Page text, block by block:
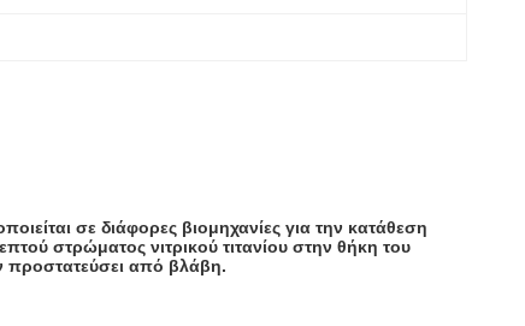
σε διάφορες βιομηχανίες για την κατάθεση
στρώματος νιτρικού τιτανίου στην θήκη του
προστατεύσει από βλάβη.